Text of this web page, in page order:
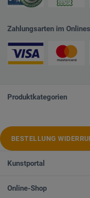
Zahlungsarten im
Produktkategorien
BESTELLUNG
Kunstportal
Online-Shop